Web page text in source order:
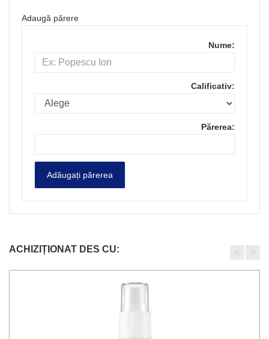
Adaugă părere
Nume:
Calificativ:
Părerea:
ACHIZIȚIONAT DES CU: < >